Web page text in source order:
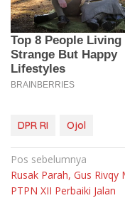
DPR RI Ojol
Navigasi
pos
Pos sebelumnya
Rusak Parah, Gus Rivqy
PTPN XII Perbaiki Jalan